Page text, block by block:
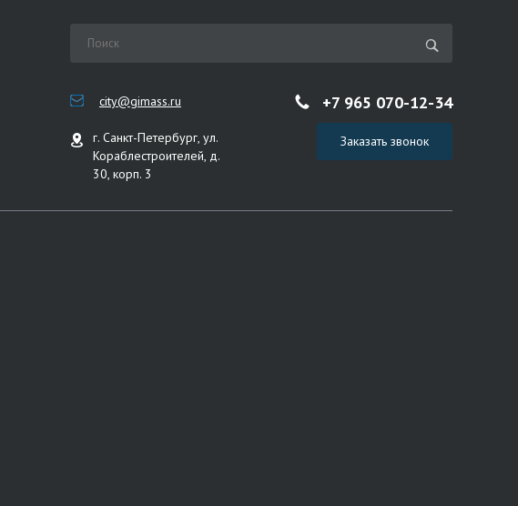
city@gimass.ru
г. Санкт-Петербург, ул.
Кораблестроителей, д.
30, корп. 3
+7 965 070-12-34
Заказать звонок